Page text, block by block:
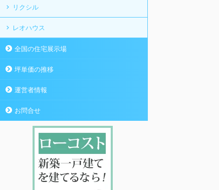
リクシル
レオハウス
全国の住宅展示場
坪単価の推移
運営者情報
お問合せ